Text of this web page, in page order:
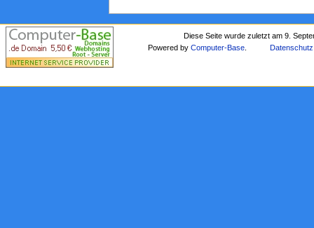
Diese Seite wurde zuletzt am 9.
Powered byComputer-Base Datenschutz